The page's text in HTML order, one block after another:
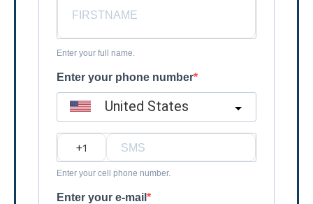
Enter your full name.
Enter your phone number
United States
Enter your cell phone number.
Enter your e-mail